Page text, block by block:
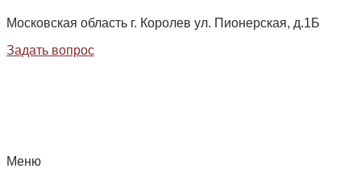
Московская область г. Королев ул. Пионерская, д.1Б
Задать вопрос
Меню